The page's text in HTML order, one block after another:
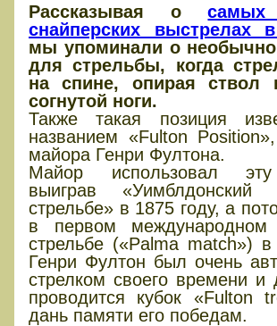
Рассказывая осамых
снайперских выстрелах
мы упоминали о
для стрельбы, когда
на спине, опирая ствол
согнутой ноги.
Также такая позиция
названием «Fulton
майора Генри Фултона.
Майор использовал эту
выиграв
стрельбе» в 1875 году, а
в первом
стрельбе («Palma match») в
Генри Фултон был очень
стрелком своего времени и
проводится кубок «Fulton
дань памяти его победам.